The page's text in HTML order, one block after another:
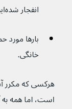
انفجار شده‌اید.
خانگی.
هرکسی که
است، اما همه به